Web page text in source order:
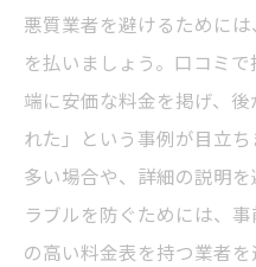
悪質業者を避けるために
を払いましょう。口コミ
端に安価な料金を掲げ、
れた」という事例が目立
多い場合や、詳細の説明
ラブルを防ぐためには、
の高い料金表を持つ業者